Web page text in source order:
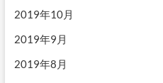
2019年10月
2019年9月
2019年8月